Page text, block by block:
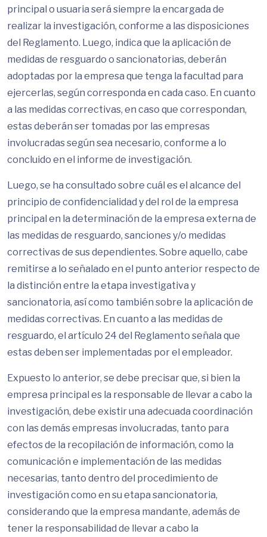
principal o usuaria será siempre la encargada de
realizar la investigación, conforme a las disposiciones
del Reglamento. Luego, indica que la aplicación de
medidas de resguardo o sancionatorias, deberán
adoptadas por la empresa que tenga la facultad para
ejercerlas, según corresponda en cada caso. En cuanto
a las medidas correctivas, en caso que correspondan,
estas deberán ser tomadas por las empresas
involucradas según sea necesario, conforme a lo
concluido en el informe de investigación.
Luego, se ha consultado sobre cuál es el alcance del
principio de confidencialidad y del rol de la empresa
principal en la determinación de la empresa externa de
las medidas de resguardo, sanciones y/o medidas
correctivas de sus dependientes. Sobre aquello, cabe
remitirse a lo señalado en el punto anterior respecto de
la distinción entre la etapa investigativa y
sancionatoria, así como también sobre la aplicación de
medidas correctivas. En cuanto a las medidas de
resguardo, el artículo 24 del Reglamento señala que
estas deben ser implementadas por el empleador.
Expuesto lo anterior, se debe precisar que, si bien la
empresa principal es la responsable de llevar a cabo la
investigación, debe existir una adecuada coordinación
con las demás empresas involucradas, tanto para
efectos de la recopilación de información, como la
comunicación e implementación de las medidas
necesarias, tanto dentro del procedimiento de
investigación como en su etapa sancionatoria,
considerando que la empresa mandante, además de
tener la responsabilidad de llevar a cabo la